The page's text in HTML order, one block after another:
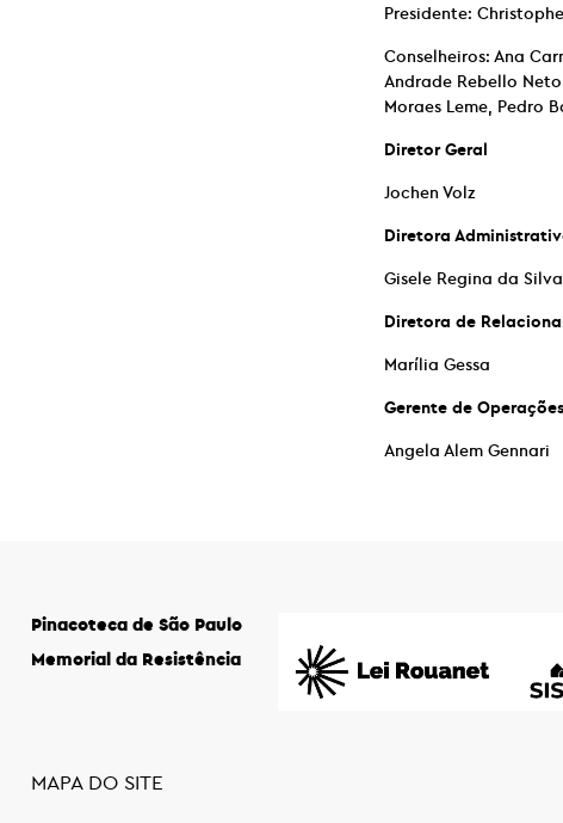
Presidente:
Conselheiros: Ana
Andrade Rebello
Moraes Leme, Pedro
Diretor Geral
Jochen Volz
Diretora
Gisele Regina da Silva
Diretora de
Marília Gessa
Gerente de Operações
Angela Alem Gennari
Pinacoteca de São Paulo
Memorial da Resistência
MAPA DO SITE